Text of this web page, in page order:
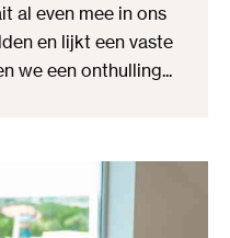
al even mee in ons
en lijkt een vaste
we een onthulling...